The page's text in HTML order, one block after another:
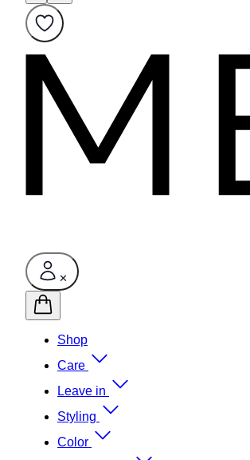
✕
Shop
Care
Leave in
Styling
Color